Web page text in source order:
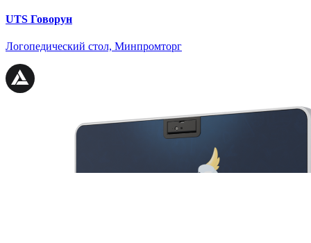
UTS Говорун
Логопедический стол, Минпромторг